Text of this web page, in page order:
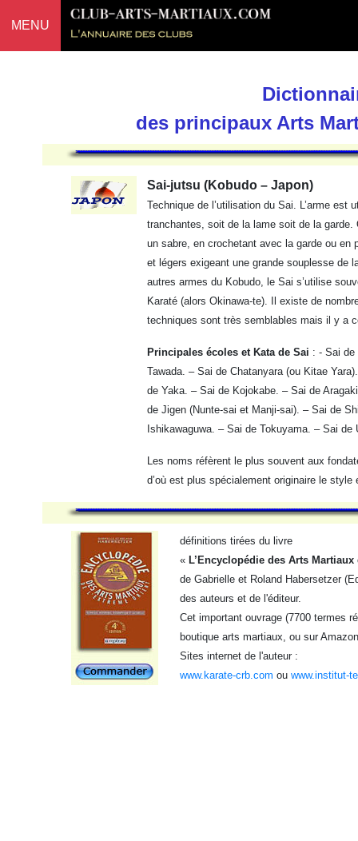
MENU
des principaux Arts
Sai-jutsu (Kobudo – Japon)
Technique de l’utilisation du Sai. L’arme est
tranchantes, soit de la lame soit de la garde.
un sabre, en crochetant avec la garde ou
et légers exigeant une grande souplesse de
autres armes du Kobudo, le Sai s’utilise
Karaté (alors Okinawa-te). Il existe de
techniques sont très semblables mais il y a
Principales écoles et Kata de Sai : - Sai de
Tawada. – Sai de Chatanyara (ou Kitae
de Yaka. – Sai de Kojokabe. – Sai de
de Jigen (Nunte-sai et Manji-sai). – Sai de
Ishikawaguwa. – Sai de Tokuyama. – Sai de
Les noms réfèrent le plus souvent aux
d’où est plus spécialement originaire le style
définitions tirées du livre
« L’Encyclopédie des Arts Martiaux
de Gabrielle et Roland Habersetzer
des auteurs et de l'éditeur.
Cet important ouvrage (7700 termes
boutique arts martiaux, ou sur
Sites internet de l'auteur :
www.karate-crb.com ou www.institut-